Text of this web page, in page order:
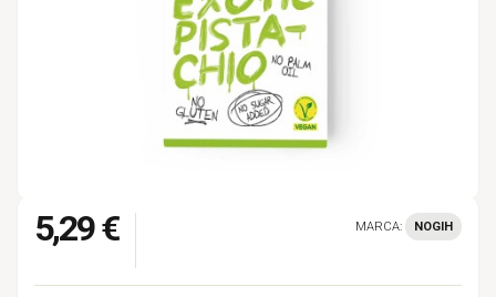
5,29 € MARCA: NOGIH